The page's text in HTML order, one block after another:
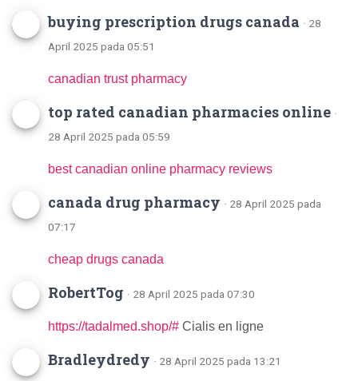
buying prescription drugs canada · 28
April 2025 pada 05:51
canadian trust pharmacy
top rated canadian pharmacies online ·
28 April 2025 pada 05:59
best canadian online pharmacy reviews
canada drug pharmacy · 28 April 2025 pada
07:17
cheap drugs canada
RobertTog · 28 April 2025 pada 07:30
https://tadalmed.shop/# Cialis en ligne
Bradleydredy · 28 April 2025 pada 13:21